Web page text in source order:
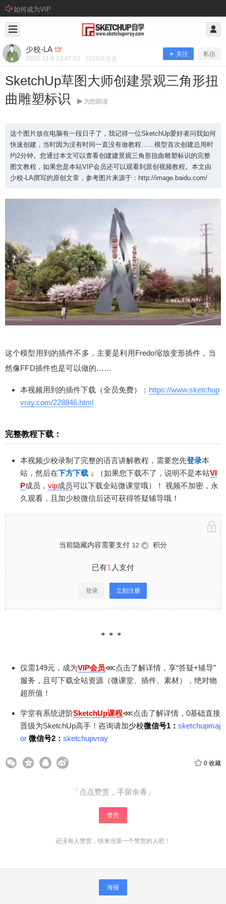
如何成为VIP
少校-LA
2020-11-6 23:47:02 3210次点击
关注 私信
SketchUp草图大师创建景观三角形扭
曲雕塑标识
为您朗读
这个图片放在电脑有一段日子了，我记得一位SketchUp爱好者问我如何
快速创建，当时因为没有时间一直没有做教程……模型首次创建总用时
约2分钟。您通过本文可以查看创建建景观三角形扭曲雕塑标识的完整
图文教程，如果您是本站VIP会员还可以观看到原创视频教程。本文由
少校-LA撰写的原创文章，参考图片来源于：http://image.baidu.com/
这个模型用到的插件不多，主要是利用Fredo缩放变形插件，当
然像FFD插件也是可以做的……
本视频用到的插件下载（全员免费）： https://www.sketchup
vray.com/228846.html
完整教程下载：
本视频少校录制了完整的语言讲解教程，需要您先登录本
站，然后在下方下载 ↓ （如果您下载不了，说明不是本站VI
P成员， vip成员可以下载全站微课堂哦）！ 视频不加密，永
久观看，且加少校微信后还可获得答疑辅导哦！
当前隐藏内容需要支付 12 积分
已有1 人支付
登录 立刻注册
仅需149元，成为VIP会员⋘点击了解详情，享“答疑+辅导”
服务，且可下载全站资源（微课堂、插件、素材），绝对物
超所值！
学堂有系统进阶SketchUp课程⋘点击了解详情，0基础直接
晋级为SketchUp高手！咨询请加少校微信号1： sketchupmaj
or 微信号2： sketchupvray
0 收藏
「点点赞赏，手留余香」
赞赏
还没有人赞赏，快来当第一个赞赏的人吧！
海报
少校-LA @ SketchUp自学
SketchUp草图大师创建景观三角形扭
曲雕塑标识
这个图片放在电脑有一段日子了，我记得一位Sketc
hUp爱好者问我如何快速创建，当时因为没有时间
一直没有做教程……模型首次创建总用时约2分钟。
您通过本文可以查看创建建景观三角形扭曲雕塑标
识的完整图文教程，如果您是本站VIP会员还可以观
看到原创视频教程。本文由少校-LA撰写的原创文
章，参考图片来源于：http://image.baidu.com/
扫描二维码继续阅读